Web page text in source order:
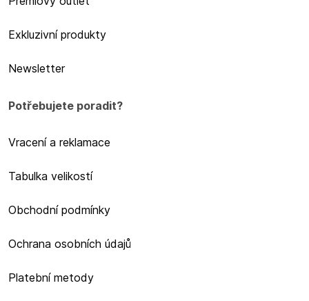
Exkluzivní produkty
Newsletter
Potřebujete poradit?
Vracení a reklamace
Tabulka velikostí
Obchodní podmínky
Ochrana osobních údajů
Platební metody